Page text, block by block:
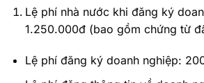
Lệ phí nhà nước khi đăng ký
1.250.000đ (bao gồm chứng từ
Lệ phí đăng ký doanh nghiệp: